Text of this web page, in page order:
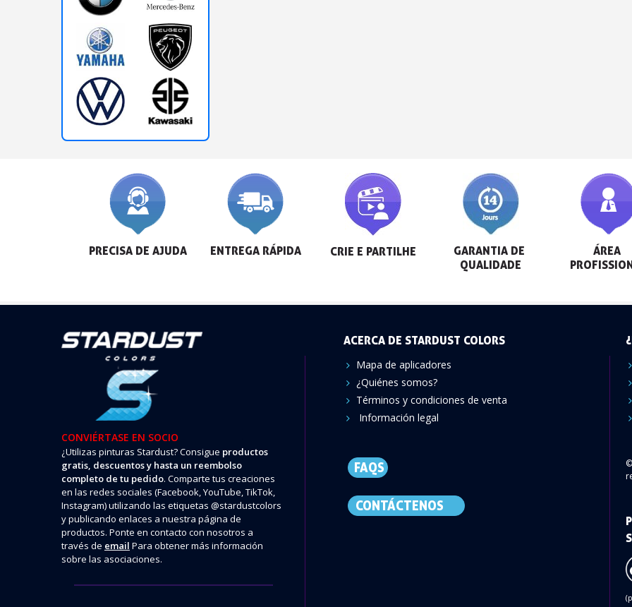
PRECISA DE AJUDA ENTREGA RÁPIDA CRIE E PARTILHE
GARANTIA DE
QUALIDADE
ÁREA
CONVIÉRTASE EN SOCIO
¿Utilizas pinturas Stardust? Consigue productos
gratis, descuentos y hasta un reembolso
completo de tu pedido. Comparte tus creaciones
en las redes sociales (Facebook, YouTube, TikTok,
Instagram) utilizando las etiquetas @stardustcolors
y publicando enlaces a nuestra página de
productos. Ponte en contacto con nosotros a
través de email Para obtener más información
sobre las asociaciones.
ACERCA DE STARDUST COLORS
Mapa de aplicadores
¿Quiénes somos?
Términos y condiciones de venta
Información legal
FAQS
CONTÁCTENOS